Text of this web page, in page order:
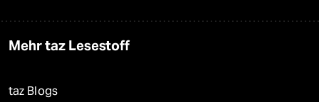
Mehr taz Lesestoff
taz Blogs